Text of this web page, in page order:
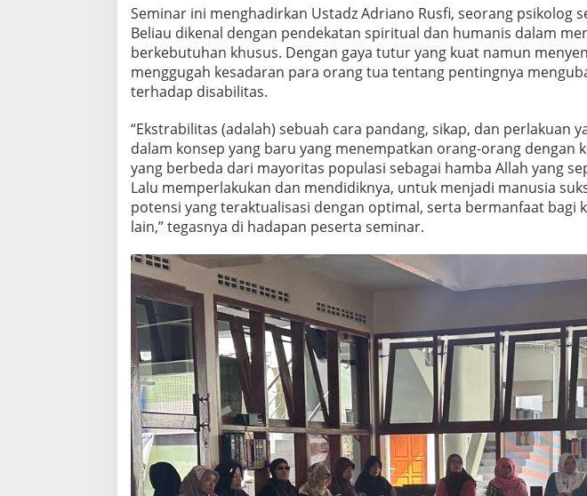
M
A
N
U
S
A
C
A
T
!
”
:
A
N
G
U
N
P
A
R
A
D
Seminar ini menghadirkan Ustadz Adriano Rusfi, seorang psikolog
Beliau dikenal dengan pendekatan spiritual dan humanis dalam
berkebutuhan khusus. Dengan gaya tutur yang kuat namun
menggugah kesadaran para orang tua tentang pentingnya
terhadap disabilitas.
“Ekstrabilitas (adalah) sebuah cara pandang, sikap, dan perlakuan
dalam konsep yang baru yang menempatkan orang-orang dengan
yang berbeda dari mayoritas populasi sebagai hamba Allah yang
Lalu memperlakukan dan mendidiknya, untuk menjadi manusia
potensi yang teraktualisasi dengan optimal, serta bermanfaat bagi
lain,” tegasnya di hadapan peserta seminar.